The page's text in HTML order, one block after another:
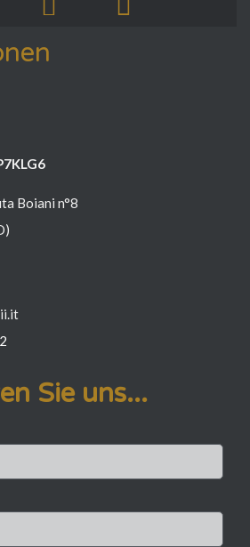
Boiani n°8
Sie uns...